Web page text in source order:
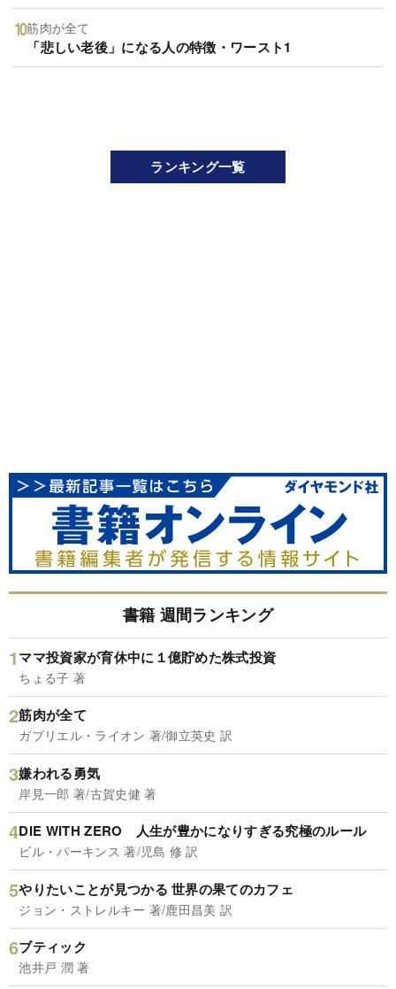
筋肉が全て
「悲しい老後」になる人の特徴・ワースト1
ランキング一覧
書籍 週間ランキング
ママ投資家が育休中に１億貯めた株式投資
ちょる子 著
筋肉が全て
ガブリエル・ライオン 著/御立英史 訳
嫌われる勇気
岸見一郎 著/古賀史健 著
DIE WITH ZERO 人生が豊かになりすぎる究極のルール
ビル・パーキンス 著/児島 修 訳
やりたいことが見つかる 世界の果てのカフェ
ジョン・ストレルキー 著/鹿田昌美 訳
ブティック
池井戸 潤 著